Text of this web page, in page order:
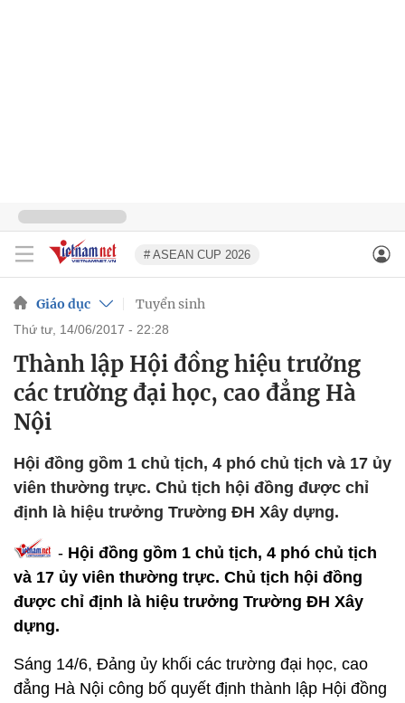
# ASEAN CUP 2026
Giáo dục Tuyển sinh
thứ tư, 14/06/2017 - 22:28
Thành lập Hội đồng hiệu trưởng
các trường đại học, cao đẳng Hà
Nội
Hội đồng gồm 1 chủ tịch, 4 phó chủ tịch và 17 ủy
viên thường trực. Chủ tịch hội đồng được chỉ
định là hiệu trưởng Trường ĐH Xây dựng.
- Hội đồng gồm 1 chủ tịch, 4 phó chủ tịch
và 17 ủy viên thường trực. Chủ tịch hội đồng
được chỉ định là hiệu trưởng Trường ĐH Xây
dựng.
Sáng 14/6, Đảng ủy khối các trường đại học, cao
đẳng Hà Nội công bố quyết định thành lập Hội đồng